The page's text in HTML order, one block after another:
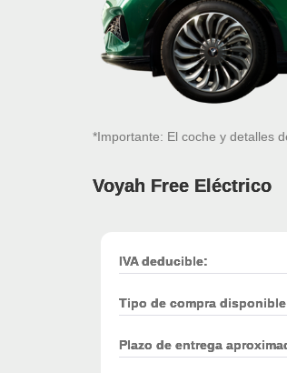
*Importante: El coche y detalles
Voyah Free Eléctrico
IVA deducible:
Tipo de compra
Plazo de entrega